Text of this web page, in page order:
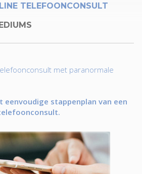
TELEFOONCONSULT
met paranormale
eenvoudige stappenplan van een